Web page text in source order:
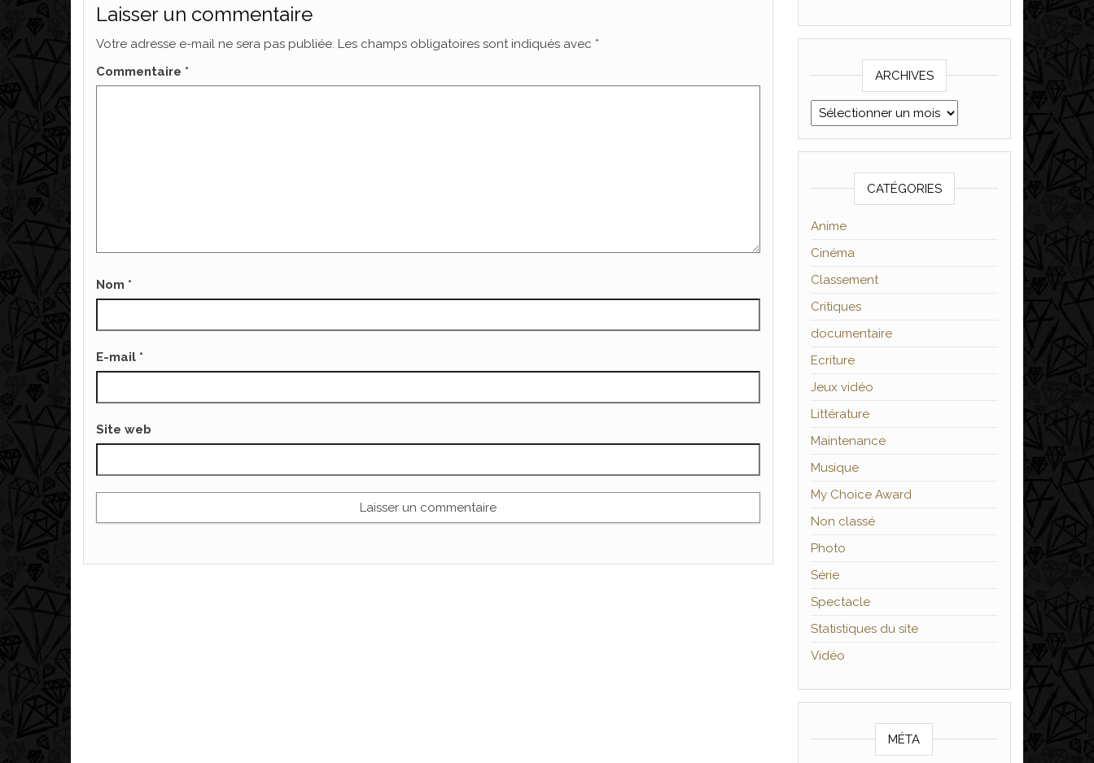
Laisser un commentaire
Votre adresse e-mail ne sera pas publiée. Les champs obligatoires sont indiqués avec *
Commentaire *
Nom *
E-mail *
Site web
ARCHIVES
Archives
CATÉGORIES
Anime
Cinéma
Classement
Critiques
documentaire
Ecriture
Jeux vidéo
Littérature
Maintenance
Musique
My Choice Award
Non classé
Photo
Série
Spectacle
Statistiques du site
Vidéo
MÉTA